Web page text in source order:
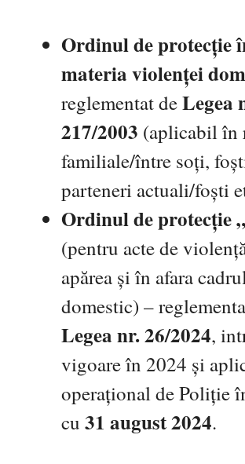
Ordinul de protecție
materia violenței
reglementat deLegea
217/2003 (aplicabil în
familiale/între soți,
parteneri actuali/foști
Ordinul de protecție
(pentru acte de
apărea și în afara
domestic) –
Legea nr. 26/2024,
vigoare în 2024 și
operațional de Poliție
cu 31 august 2024.